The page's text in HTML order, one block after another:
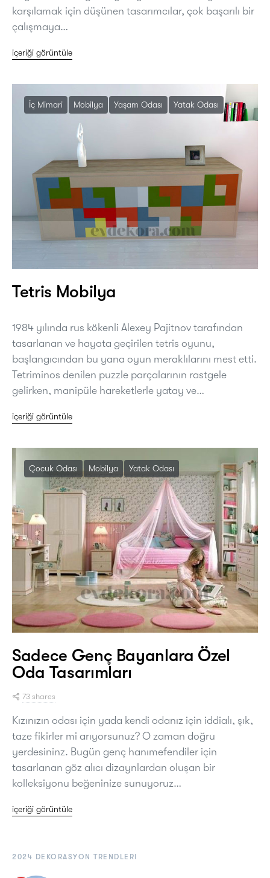
karşılamak için düşünen tasarımcılar, çok başarılı bir
çalışmaya…
içeriği görüntüle
İç Mimari Mobilya Yaşam Odası Yatak Odası
Tetris Mobilya
1984 yılında rus kökenli Alexey Pajitnov tarafından
tasarlanan ve hayata geçirilen tetris oyunu,
başlangıcından bu yana oyun meraklılarını mest etti.
Tetriminos denilen puzzle parçalarının rastgele
gelirken, manipüle hareketlerle yatay ve…
içeriği görüntüle
Çocuk Odası Mobilya Yatak Odası
Sadece Genç Bayanlara Özel
Oda Tasarımları
73 shares
Kızınızın odası için yada kendi odanız için iddialı, şık,
taze fikirler mi arıyorsunuz? O zaman doğru
yerdesininz. Bugün genç hanımefendiler için
tasarlanan göz alıcı dizaynlardan oluşan bir
kolleksiyonu beğeninize sunuyoruz…
içeriği görüntüle
2024 DEKORASYON TRENDLERI